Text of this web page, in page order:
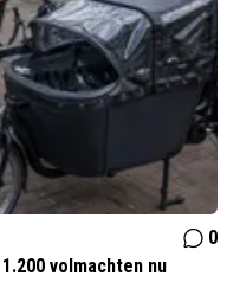
0
volmachten nu